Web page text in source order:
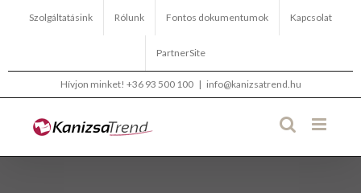
KihagyásSzolgáltatásink Rólunk Fontos dokumentumok Kapcsolat
PartnerSite
Hívjon minket! +36 93 500 100 | info@kanizsatrend.hu